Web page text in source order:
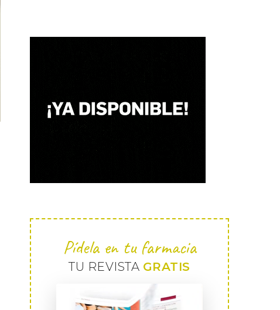
Pídela en tu farmacia
TU REVISTA GRATIS